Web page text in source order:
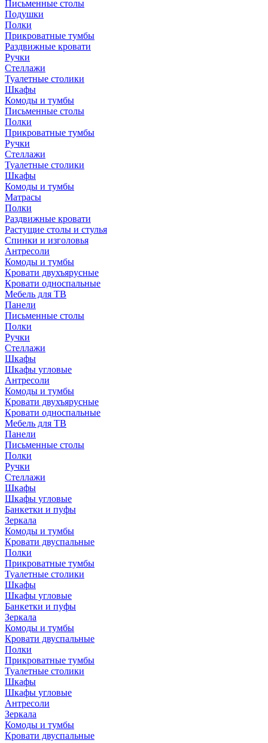
Письменные столы
Подушки
Полки
Прикроватные тумбы
Раздвижные кровати
Ручки
Стеллажи
Туалетные столики
Шкафы
Комоды и тумбы
Письменные столы
Полки
Прикроватные тумбы
Ручки
Стеллажи
Туалетные столики
Шкафы
Комоды и тумбы
Матрасы
Полки
Раздвижные кровати
Растущие столы и стулья
Спинки и изголовья
Антресоли
Комоды и тумбы
Кровати двухъярусные
Кровати односпальные
Мебель для ТВ
Панели
Письменные столы
Полки
Ручки
Стеллажи
Шкафы
Шкафы угловые
Антресоли
Комоды и тумбы
Кровати двухъярусные
Кровати односпальные
Мебель для ТВ
Панели
Письменные столы
Полки
Ручки
Стеллажи
Шкафы
Шкафы угловые
Банкетки и пуфы
Зеркала
Комоды и тумбы
Кровати двуспальные
Полки
Прикроватные тумбы
Туалетные столики
Шкафы
Шкафы угловые
Банкетки и пуфы
Зеркала
Комоды и тумбы
Кровати двуспальные
Полки
Прикроватные тумбы
Туалетные столики
Шкафы
Шкафы угловые
Антресоли
Зеркала
Комоды и тумбы
Кровати двуспальные